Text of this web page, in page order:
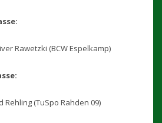
Rawetzki (BCW Espelkamp)
(TuSpo Rahden 09)